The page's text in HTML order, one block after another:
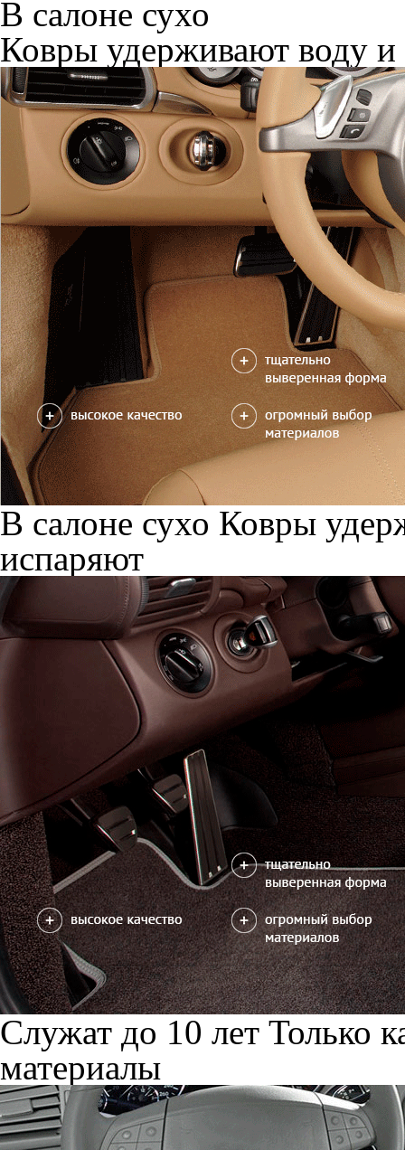
В салоне сухо
Ковры удерживают воду и
В салоне сухо Ковры
испаряют
Служат до 10 лет Только
материалы